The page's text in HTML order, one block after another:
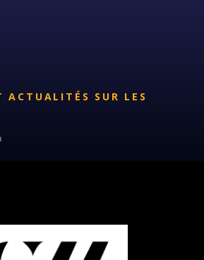
ACTUALITÉS SUR LES